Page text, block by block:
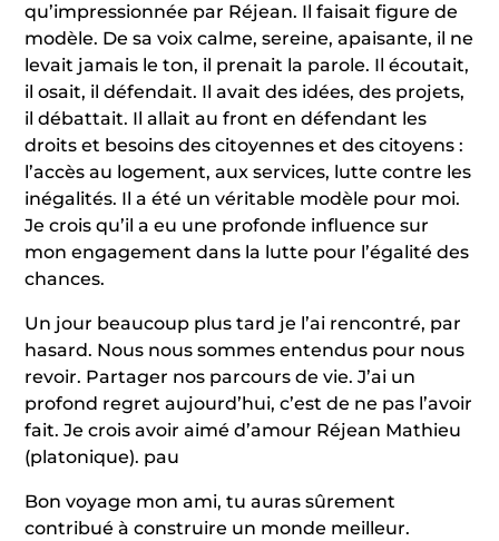
qu’impressionnée par Réjean. Il faisait figure de
modèle. De sa voix calme, sereine, apaisante, il ne
levait jamais le ton, il prenait la parole. Il écoutait,
il osait, il défendait. Il avait des idées, des projets,
il débattait. Il allait au front en défendant les
droits et besoins des citoyennes et des citoyens :
l’accès au logement, aux services, lutte contre les
inégalités. Il a été un véritable modèle pour moi.
Je crois qu’il a eu une profonde influence sur
mon engagement dans la lutte pour l’égalité des
chances.
Un jour beaucoup plus tard je l’ai rencontré, par
hasard. Nous nous sommes entendus pour nous
revoir. Partager nos parcours de vie. J’ai un
profond regret aujourd’hui, c’est de ne pas l’avoir
fait. Je crois avoir aimé d’amour Réjean Mathieu
(platonique). pau
Bon voyage mon ami, tu auras sûrement
contribué à construire un monde meilleur.